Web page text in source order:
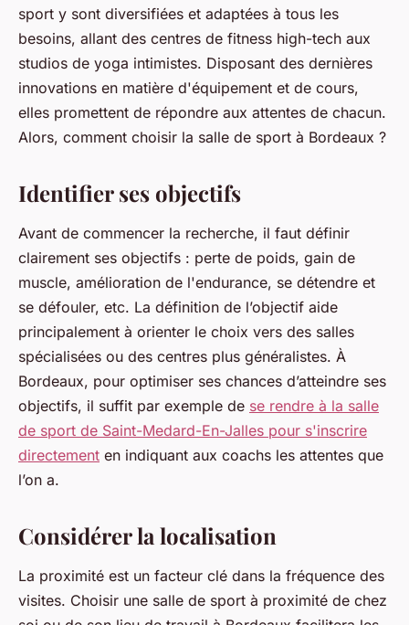
rodolphe•7 janvier 2024•2 min de lecture
sport y sont diversifiées et adaptées à tous les
besoins, allant des centres de fitness high-tech aux
studios de yoga intimistes. Disposant des dernières
innovations en matière d'équipement et de cours,
elles promettent de répondre aux attentes de chacun.
Alors, comment choisir la salle de sport à Bordeaux ?
Identifier ses objectifs
Avant de commencer la recherche, il faut définir
clairement ses objectifs : perte de poids, gain de
muscle, amélioration de l'endurance, se détendre et
se défouler, etc. La définition de l’objectif aide
principalement à orienter le choix vers des salles
spécialisées ou des centres plus généralistes. À
Bordeaux, pour optimiser ses chances d’atteindre ses
objectifs, il suffit par exemple de se rendre à la salle
de sport de Saint-Medard-En-Jalles pour s'inscrire
directement en indiquant aux coachs les attentes que
l’on a.
Considérer la localisation
La proximité est un facteur clé dans la fréquence des
visites. Choisir une salle de sport à proximité de chez